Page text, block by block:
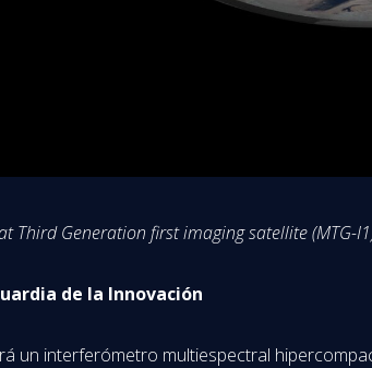
Generation first imaging satellite (MTG-
de la Innovación
un interferómetro multiespectral